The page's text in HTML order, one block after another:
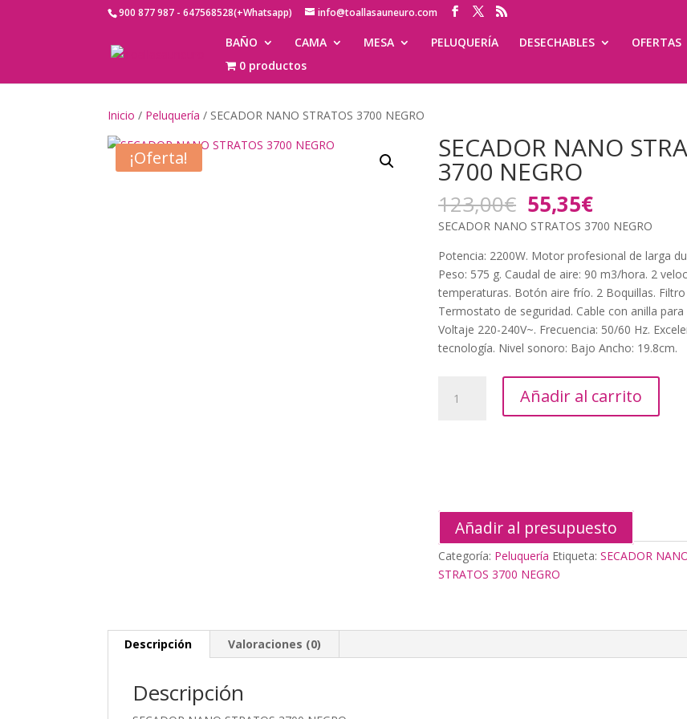
900 877 987 - 647568528(+Whatsapp) info@toallasauneuro.com
BAÑO CAMA MESA PELUQUERÍA DESECHABLES OFERTAS
0 productos
Inicio / Peluquería / SECADOR NANO STRATOS 3700 NEGRO
¡Oferta! SECADOR NANO
3700 NEGRO
123,00€ El
precio
original
era:
123,00€.
55,35€El
precio
actual
es:
55,35€.
SECADOR NANO STRATOS 3700 NEGRO
Potencia: 2200W. Motor profesional de larga
Peso: 575 g. Caudal de aire: 90 m3/hora. 2
temperaturas. Botón aire frío. 2 Boquillas. Filtro
Termostato de seguridad. Cable con anilla para
Voltaje 220-240V~. Frecuencia: 50/60 Hz.
tecnología. Nivel sonoro: Bajo Ancho: 19.8cm.
NANO
Añadir al carrito
Añadir al presupuesto
Categoría: Peluquería Etiqueta:SECADOR
STRATOS 3700 NEGRO
Descripción Valoraciones (0)
Descripción